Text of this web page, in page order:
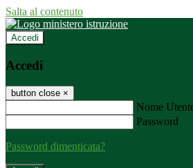
Salta al contenuto
Accedi
Accedi
button close ×
Nome
Password
Password dimenticata?